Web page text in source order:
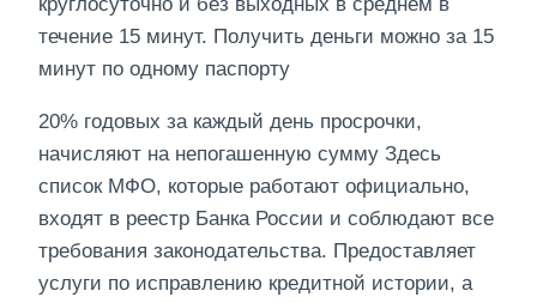
круглосуточно и без выходных в среднем в
течение 15 минут. Получить деньги можно за 15
минут по одному паспорту
20% годовых за каждый день просрочки,
начисляют на непогашенную сумму Здесь
список МФО, которые работают официально,
входят в реестр Банка России и соблюдают все
требования законодательства. Предоставляет
услуги по исправлению кредитной истории, а